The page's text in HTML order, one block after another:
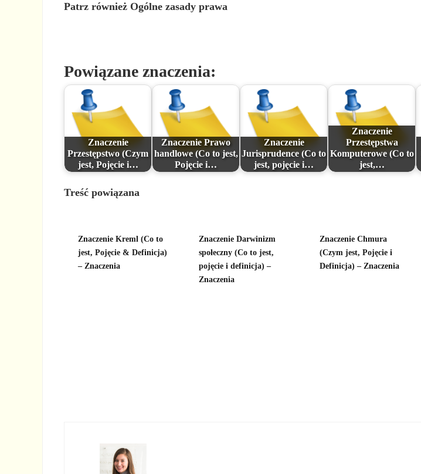
Patrz również Ogólne zasady prawa
Powiązane znaczenia:
Znaczenie
Przestępstwo (Czym
jest, Pojęcie i…
Znaczenie Prawo
handlowe (Co to jest,
Pojęcie i…
Znaczenie
Jurisprudence (Co to
jest, pojęcie i…
Znaczenie
Przestępstwa
Komputerowe (Co to
jest,…
Treść powiązana
Znaczenie Kreml (Co to
jest, Pojęcie & Definicja)
– Znaczenia
Znaczenie Darwinizm
społeczny (Co to jest,
pojęcie i definicja) –
Znaczenia
Znaczenie Chmura
(Czym jest, Pojęcie i
Definicja) – Znaczenia